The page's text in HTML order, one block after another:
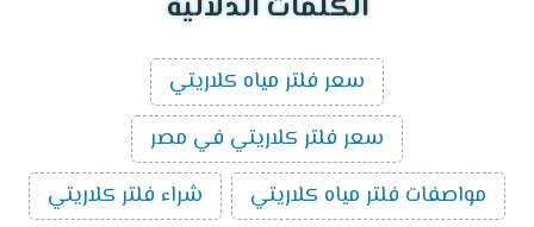
الكلمات الدلاليه
سعر فلتر مياه كلاريتي
سعر فلتر كلاريتي في مصر
مواصفات فلتر مياه كلاريتي
شراء فلتر كلاريتي